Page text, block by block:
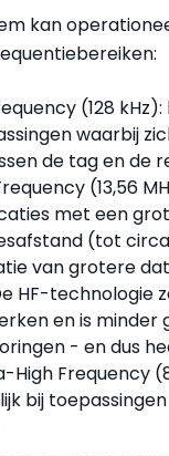
kan
(128
waarbij
de tag en de
(13,56
met een
(tot
van grotere
HF-technologie
en is minder
- en dus
High Frequency
bij